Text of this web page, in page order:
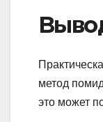
метод
это может